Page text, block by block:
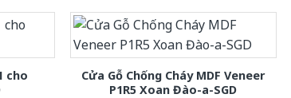
cho
Cửa Gỗ Chống Cháy MDF Veneer
P1R5 Xoan Đào-a-SGD